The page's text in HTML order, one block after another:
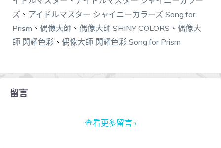
ズ 、 アイドルマスター シャイニーカラーズ Song for
Prism 、 偶像大師 、 偶像大師 SHINY COLORS 、 偶像大
師 閃耀色彩 、 偶像大師 閃耀色彩 Song for Prism
留言
查看更多留言 ›